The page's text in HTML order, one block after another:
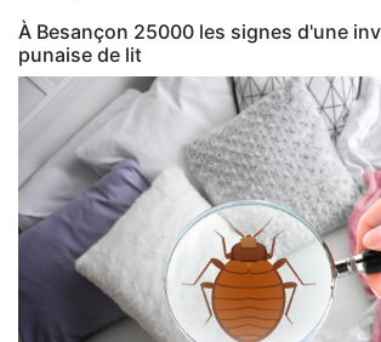
À Besançon 25000 les signes d'une
punaise de lit